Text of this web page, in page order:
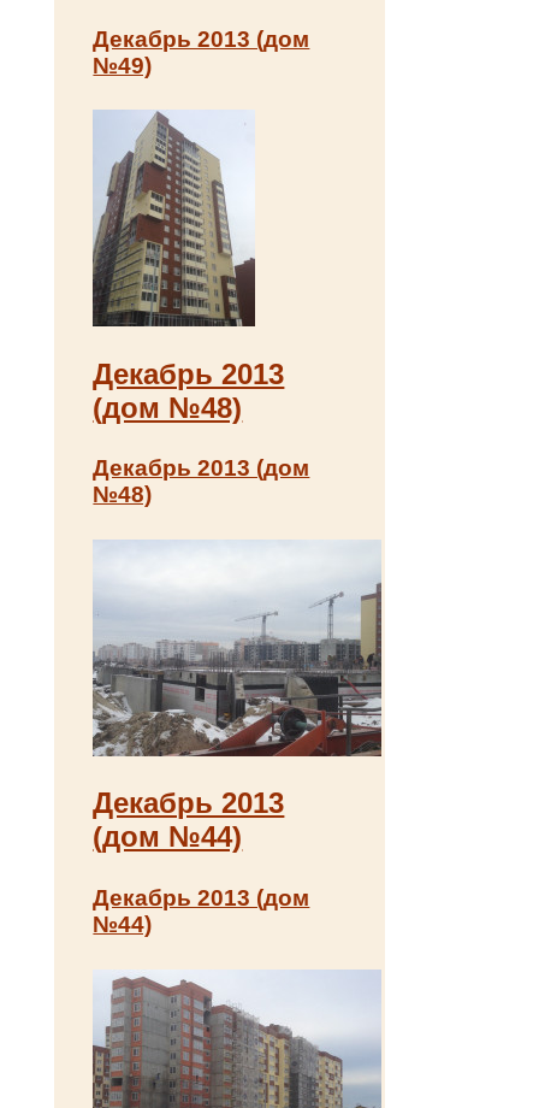
Декабрь 2013 (дом
№49)
Декабрь 2013
(дом №48)
Декабрь 2013 (дом
№48)
Декабрь 2013
(дом №44)
Декабрь 2013 (дом
№44)